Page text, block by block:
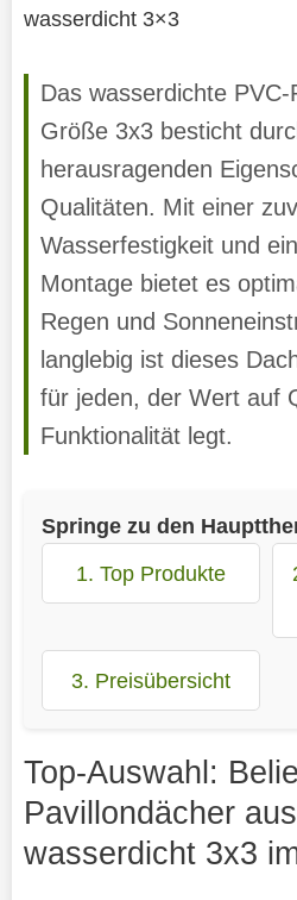
wasserdicht 3×3
Das wasserdichte
Größe 3x3 besticht
herausragenden
Qualitäten. Mit einer
Wasserfestigkeit und
Montage bietet es
Regen und
langlebig ist dieses
für jeden, der Wert auf
Funktionalität legt.
Springe zu den
1. Top Produkte
3. Preisübersicht
Top-Auswahl:
Pavillondächer
wasserdicht 3x3